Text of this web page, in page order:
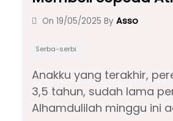
On 19/05/2025 By Asso
Serba-serbi
Anakku yang terakhir,
3,5 tahun, sudah lama
Alhamdulilah minggu ini